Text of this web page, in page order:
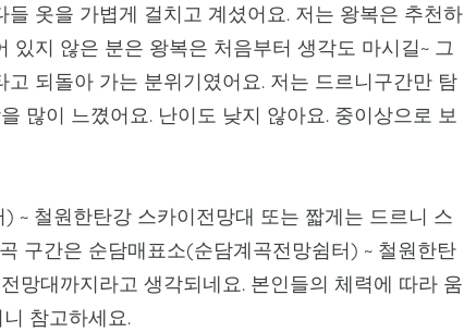
옷을 가볍게 걸치고 계셨어요. 저는 왕복은 추천하
있지 않은 분은 왕복은 처음부터 생각도 마시길~ 그
되돌아 가는 분위기였어요. 저는 드르니구간만 탐
많이 느꼈어요. 난이도 낮지 않아요. 중이상으로 보
~ 철원한탄강 스카이전망대 또는 짧게는 드르니 스
구간은 순담매표소(순담계곡전망쉼터) ~ 철원한탄
망대까지라고 생각되네요. 본인들의 체력에 따라 움
참고하세요.